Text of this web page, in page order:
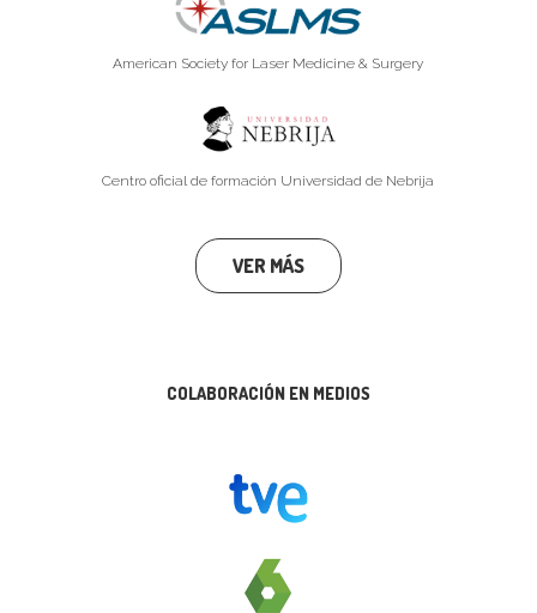
American Society for Laser Medicine & Surgery
Centro oficial de formación Universidad de Nebrija
VER MÁS
COLABORACIÓN EN MEDIOS